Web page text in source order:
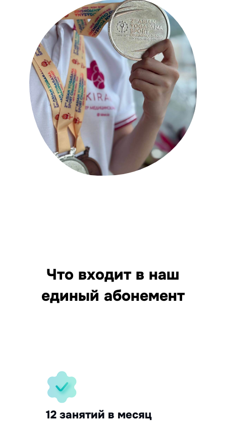
Что входит в наш
единый абонемент
12 занятий в месяц